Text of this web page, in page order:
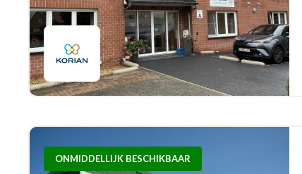
ONMIDDELLIJK BESCHIKBAAR